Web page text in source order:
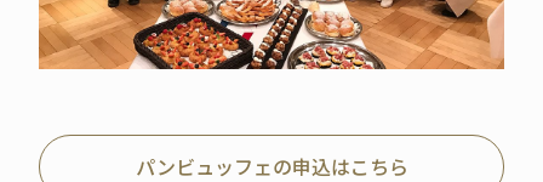
パンビュッフェの申込はこちら